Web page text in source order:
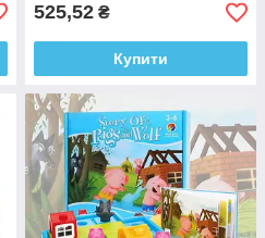
525,52 ₴
Купити